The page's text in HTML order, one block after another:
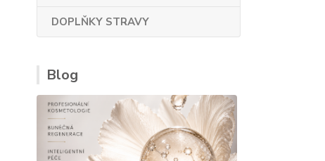
DOPLŇKY STRAVY
Blog